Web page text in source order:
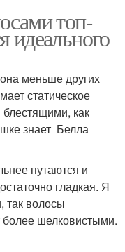
топ-
идеального
меньше других
статическое
блестящими, как
знает Белла
путаются и
гладкая. Я
так волосы
более шелковистыми.